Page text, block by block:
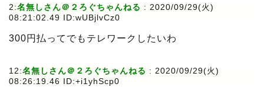
2:名無しさん＠２ろぐちゃんねる : 2020/09/29(火)
08:21:02.49 ID:wUBjlvCz0
300円払ってでもテレワークしたいわ
12:名無しさん＠２ろぐちゃんねる : 2020/09/29(火)
08:26:19.46 ID:+i1yhScp0